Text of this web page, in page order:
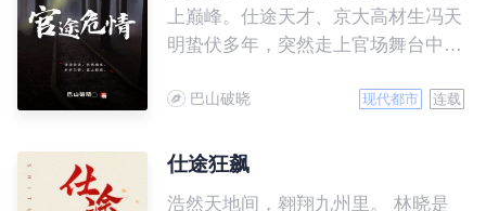
上巅峰。仕途天才、京大高材生冯天
明蛰伏多年，突然走上官场舞台中
处处有情，处处危机四伏，保持初
上官途巅峰……
巴山破晓 现代都市 连载
仕途狂飙
浩然天地间，翱翔九州里。 林晓是